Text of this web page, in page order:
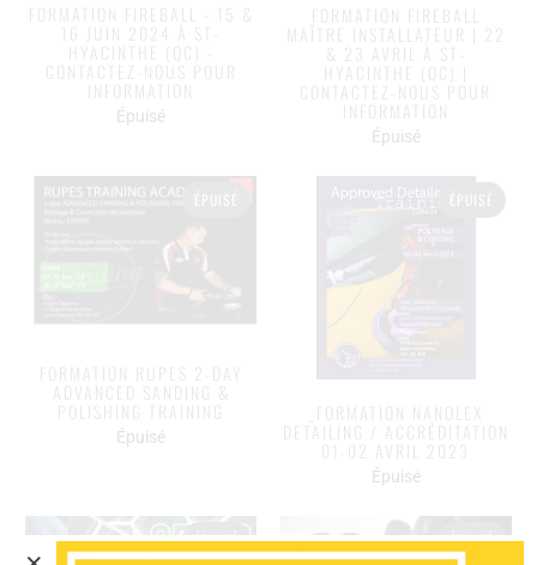
FORMATION FIREBALL - 15 &
16 JUIN 2024 À ST-
HYACINTHE (QC) -
CONTACTEZ-NOUS POUR
INFORMATION
Épuisé
FORMATION FIREBALL
MAÎTRE INSTALLATEUR | 22
& 23 AVRIL À ST-
HYACINTHE (QC) |
CONTACTEZ-NOUS POUR
INFORMATION
Épuisé
FORMATION RUPES 2-DAY
ADVANCED SANDING &
POLISHING TRAINING
Épuisé
_FORMATION NANOLEX
DETAILING / ACCRÉDITATION
01-02 AVRIL 2023
Épuisé
ÉPUISÉ ÉPUISÉ